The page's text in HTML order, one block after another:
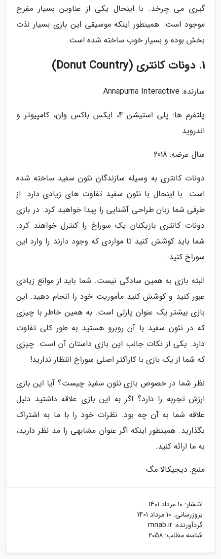
گیری می چرخد. با اینحال یکی از عناوین بسیار مفرح
موجود است. همینطور اینکه موسیقی این بازی بسیار لذت
بخش بوده و بسیار خوب ساخته شده است.
1. دونات کانتری (Donut Country)
سازنده: Annapurna Interactive
پلتفرم ها: پلی استیشن 4، ایکس باکس وان، کامپیوتر و
اندروید
سال عرضه: 2018
دونات کانتری به وسیله سازندگان نئون سفید ساخته شده
است. با اینحال با نئون سفید تفاوت های زیادی دارد. از
طرفی شما زبان طراحی آشنایی را پیدا خواهید کرد. در بازی
دونات کانتری بازیکنان یک سوراخ را کنترل خواهند کرد.
شما باید کوشش کنید تا مواردی که وجود دارند را وارد این
سوراخ کنید.
البته بازی به همین سادگی نیست. شما باید از موانع زیادی
عبور کنید و کوشش کنید مأموریت خود را انجام دهید. این
بازی بیشتر یک عنوان پازلی است. به همین خاطر با چیزی
که در نئون سفید با آن روبرو هستید به طور کلی تفاوت
دارد. یکی از نکات جالب این بازی داستان آن است. چیزی
که شما از یک بازی با کاراکتر اصلی سوراخ انتظار ندارید!
نظر شما در خصوص بازی نئون سفید چیست؟ آیا این بازی
ارزش تجربه را دارد؟ اگر به این بازی علاقه داشتید دلیل
علاقه شما به آن چه بود. نظرات خود را با ما به اشتراک
بگذارید. همینطور اینکه اگر عنوان مشابهی را مد نظر دارید،
به ما ارائه کنید.
منبع: دیجیکالا مگ
انتشار: 10 مرداد 1401
بروزرسانی: 10 مرداد 1401
گردآورنده: mnab.ir
شناسه مطلب: 2058